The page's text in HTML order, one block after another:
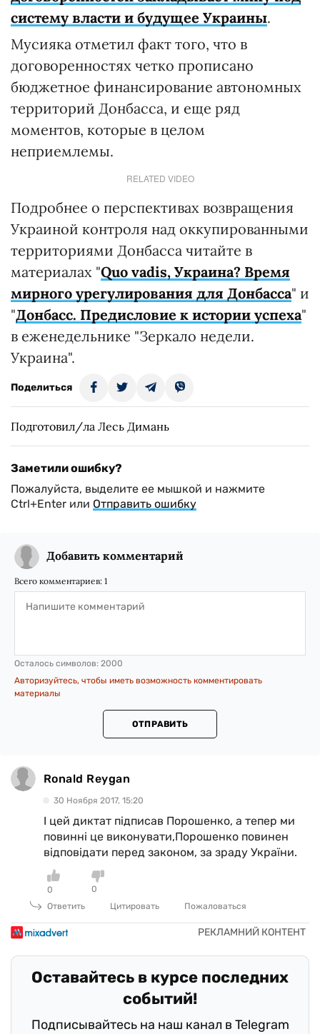
систему власти и будущее Украины.
Мусияка отметил факт того, что в
договоренностях четко прописано
бюджетное финансирование автономных
территорий Донбасса, и еще ряд
моментов, которые в целом
неприемлемы.
RELATED VIDEO
Подробнее о перспективах возвращения
Украиной контроля над оккупированными
территориями Донбасса читайте в
материалах "Quo vadis, Украина? Время
мирного урегулирования для Донбасса" и
"Донбасс. Предисловие к истории успеха"
в еженедельнике "Зеркало недели.
Украина".
Поделиться
Подготовил/ла Лесь Димань
Заметили ошибку?
Пожалуйста, выделите ее мышкой и нажмите
Ctrl+Enter или Отправить ошибку
Добавить комментарий
Всего комментариев: 1
Осталось символов: 2000
Авторизуйтесь, чтобы иметь возможность комментировать
материалы
ОТПРАВИТЬ
Ronald Reygan
30 Ноября 2017, 15:20
І цей диктат підписав Порошенко, а тепер ми
повинні це виконувати,Порошенко повинен
відповідати перед законом, за зраду України.
0
0
Ответить
Цитировать Пожаловаться
Оставайтесь в курсе последних
событий!
Подписывайтесь на наш канал в Telegram